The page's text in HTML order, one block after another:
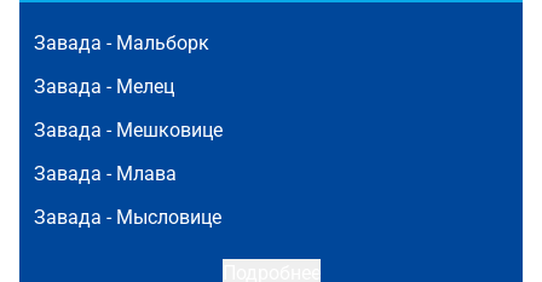
Завада - Мальборк
Завада - Мелец
Завада - Мешковице
Завада - Млава
Завада - Мысловице